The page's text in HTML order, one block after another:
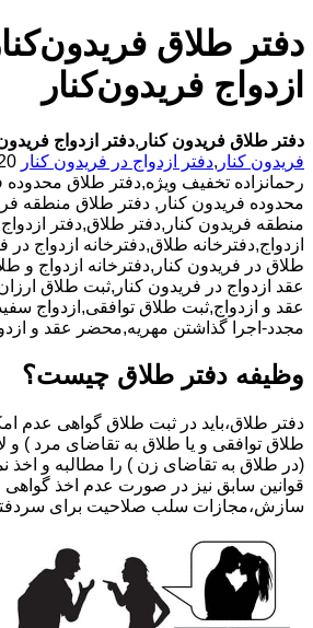
دفتر طلاق
ازدواج فریدون‌کنار
دفتر طلاق فریدون کنار ,دفتر ازدواج
فریدون کنار ,دفتر ازدواج در فریدون کنار
رحمانزاده تخفیف ویژه,دفتر طلاق محدوده
محدوده فریدون کنار, دفتر طلاق منطقه
منطقه فریدون کنار,دفتر طلاق,دفتر
ازدواج,دفترخانه طلاق,دفترخانه ازدواج در
طلاق در فریدون کنار,دفترخانه ازدواج و
عقد ازدواج در فریدون کنار,ثبت طلاق
عقد و ازدواج,ثبت طلاق توافقی,ازدواج
مجدد-اجرا گذاشتن مهریه,محضر عقد و
وظیفه دفتر طلاق چیست؟
دفتر طلاق،باید در ثبت طلاق گواهی
طلاق توافقی و یا طلاق به تقاضای مرد )
قوانین سابق نیز در صورت عدم اخذ گواهی
سازش،مجازات سلب صلاحیت برای